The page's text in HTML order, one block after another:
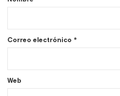
Correo electrónico *
Web